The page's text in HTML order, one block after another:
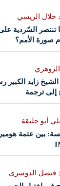
جلال الريسي
تنتصر السّردية
صورة الأمم؟
زايد الكبير
إلى ترجمة
أبو حليقة
بين عتمة
فيصل الدوسري